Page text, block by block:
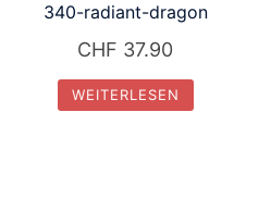
340-radiant-dragon
CHF 37.90
WEITERLESEN